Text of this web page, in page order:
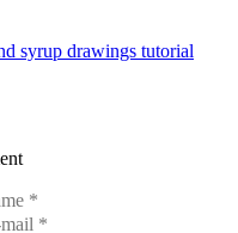
syrup drawings tutorial